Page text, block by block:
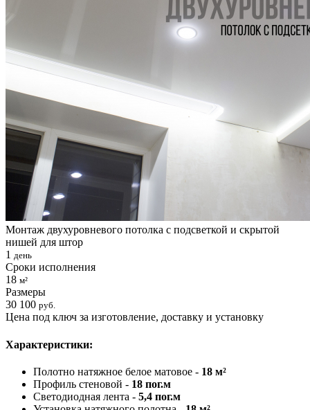
Монтаж двухуровневого потолка с подсветкой и скрытой
нишей для штор
1 день
Сроки исполнения
18 м²
Размеры
30 100 руб.
Цена под ключ за изготовление, доставку и установку
Характеристики:
Полотно натяжное белое матовое - 18 м²
Профиль стеновой - 18 пог.м
Светодиодная лента - 5,4 пог.м